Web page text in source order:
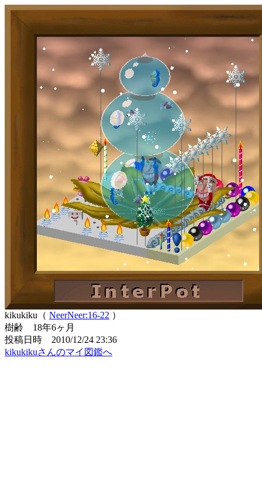
kikukiku（ NeerNeer:16-22 ）
樹齢 18年6ヶ月
投稿日時 2010/12/24 23:36
kikukikuさんのマイ図鑑へ